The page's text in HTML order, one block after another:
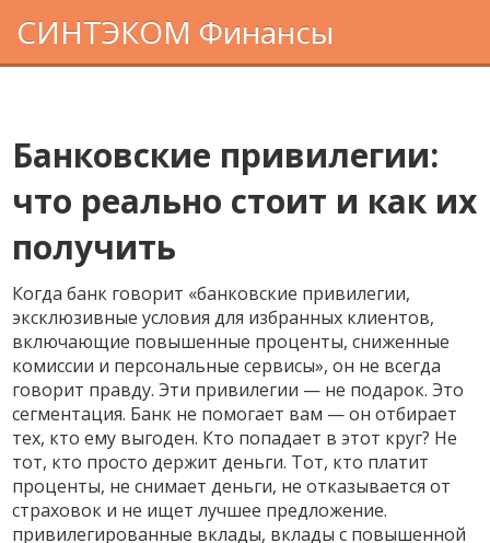
СИНТЭКОМ Финансы
Банковские привилегии:
что реально стоит и как их
получить
Когда банк говорит «банковские привилегии,
эксклюзивные условия для избранных клиентов,
включающие повышенные проценты, сниженные
комиссии и персональные сервисы», он не всегда
говорит правду. Эти привилегии — не подарок. Это
сегментация. Банк не помогает вам — он отбирает
тех, кто ему выгоден. Кто попадает в этот круг? Не
тот, кто просто держит деньги. Тот, кто платит
проценты, не снимает деньги, не отказывается от
страховок и не ищет лучшее предложение.
привилегированные вклады, вклады с повышенной